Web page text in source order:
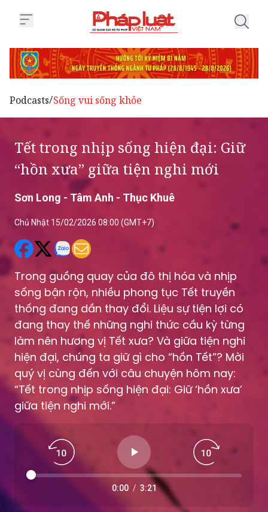
Podcasts/Sống vui sống khỏe
Tết trong nhịp sống hiện đại: Giữ
“hồn xưa” giữa tiện nghi mới
Sơn Long - Tâm Anh - Thục Khuê
Chủ Nhật 15/02/2026 08:00 (GMT+7)
Trong guồng quay của đô thị hóa và nhịp
sống bận rộn, nhiều phong tục Tết truyền
thống đang dần thay đổi. Liệu sự tiện lợi có
đang thay thế những nghi thức cầu kỳ từng
làm nên hương vị Tết xưa? Và giữa tiện nghi
hiện đại, chúng ta giữ gì cho “hồn Tết”? Mời
quý vị cùng đến với câu chuyện hôm nay:
“Tết trong nhịp sống hiện đại: Giữ ‘hồn xưa’
giữa tiện nghi mới.”
0:00 / 3:21